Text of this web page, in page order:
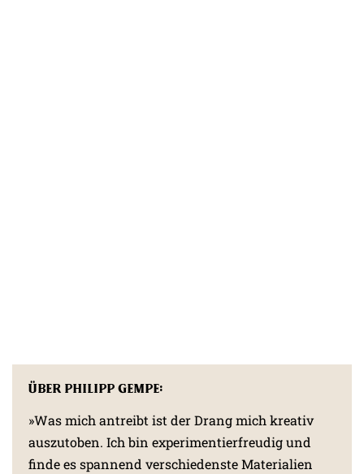
Über Philipp Gempe:
»Was mich antreibt ist der Drang mich kreativ
auszutoben. Ich bin experimentierfreudig und
finde es spannend verschiedenste Materialien